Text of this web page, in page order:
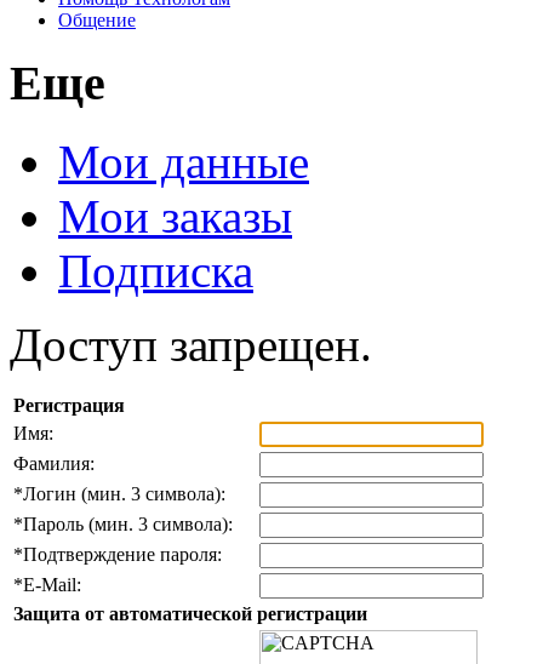
Общение
Еще
Мои данные
Мои заказы
Подписка
Доступ запрещен.
Регистрация
Имя:
Фамилия:
*Логин (мин. 3 символа):
*Пароль (мин. 3 символа):
*Подтверждение пароля:
*E-Mail:
Защита от автоматической регистрации